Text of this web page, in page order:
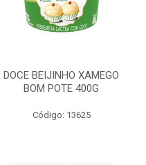
DOCE BEIJINHO XAMEGO
BOM POTE 400G
Código: 13625